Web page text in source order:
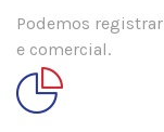
Podemos
e comercial.